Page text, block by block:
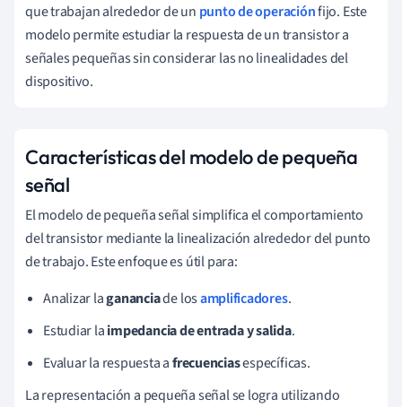
que trabajan alrededor de un punto de operaciónfijo. Este
modelo permite estudiar la respuesta de un transistor a
señales pequeñas sin considerar las no linealidades del
dispositivo.
Características del modelo de pequeña
señal
El modelo de pequeña señal simplifica el comportamiento
del transistor mediante la linealización alrededor del punto
de trabajo. Este enfoque es útil para:
Analizar lagananciade losamplificadores.
Estudiar laimpedancia de entrada y salida.
Evaluar la respuesta afrecuenciasespecíficas.
La representación a pequeña señal se logra utilizando